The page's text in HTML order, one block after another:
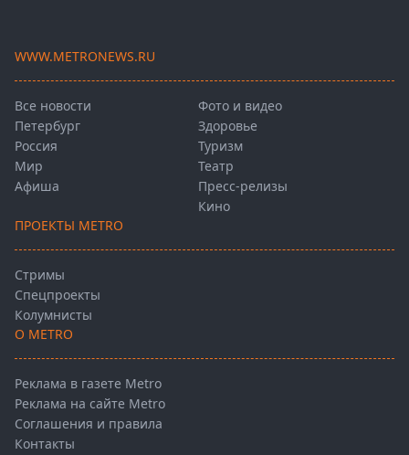
WWW.METRONEWS.RU
Все новости
Петербург
Россия
Мир
Афиша
Фото и видео
Здоровье
Туризм
Театр
Пресс-релизы
Кино
ПРОЕКТЫ METRO
Стримы
Спецпроекты
Колумнисты
О METRO
Реклама в газете Metro
Реклама на сайте Metro
Соглашения и правила
Контакты